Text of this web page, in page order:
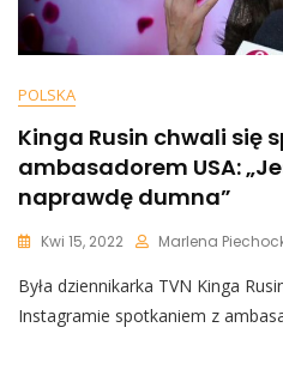
POLSKA
Kinga Rusin chwali się
ambasadorem USA:
naprawdę dumna”
Kwi 15, 2022 Marlena
Była dziennikarka TVN Kinga
Instagramie spotkaniem z